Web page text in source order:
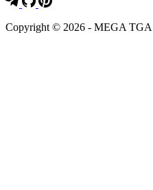
Copyright © 2026 - MEGA TGA